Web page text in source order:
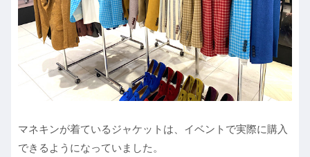
マネキンが着ているジャケットは、イベントで実際に購入
できるようになっていました。